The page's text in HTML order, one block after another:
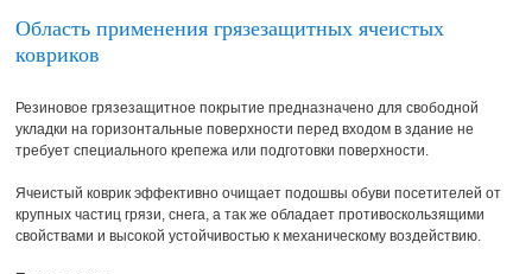
Область применения грязезащитных ячеистых
ковриков
Резиновое грязезащитное покрытие предназначено для свободной
укладки на горизонтальные поверхности перед входом в здание не
требует специального крепежа или подготовки поверхности.
Ячеистый коврик эффективно очищает подошвы обуви посетителей от
крупных частиц грязи, снега, а так же обладает противоскользящими
свойствами и высокой устойчивостью к механическому воздействию.